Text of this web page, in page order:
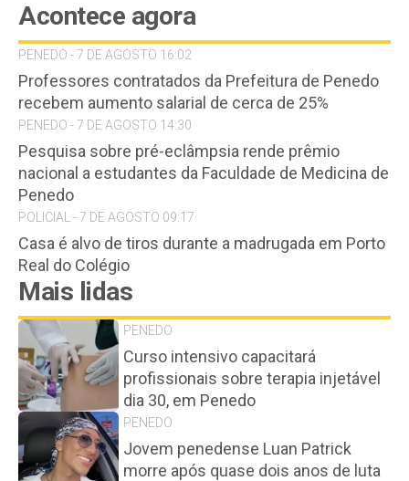
Acontece agora
PENEDO - 7 DE AGOSTO 16:02
Professores contratados da Prefeitura de Penedo
recebem aumento salarial de cerca de 25%
PENEDO - 7 DE AGOSTO 14:30
Pesquisa sobre pré-eclâmpsia rende prêmio
nacional a estudantes da Faculdade de Medicina de
Penedo
POLICIAL - 7 DE AGOSTO 09:17
Casa é alvo de tiros durante a madrugada em Porto
Real do Colégio
Mais lidas
PENEDO
Curso intensivo capacitará
profissionais sobre terapia injetável
dia 30, em Penedo
PENEDO
Jovem penedense Luan Patrick
morre após quase dois anos de luta